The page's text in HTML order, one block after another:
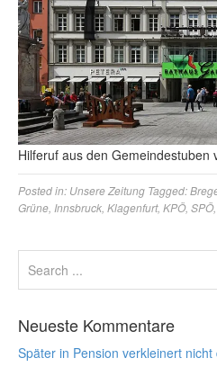
Hilferuf aus den Gemeindestuben
Posted in: Unsere Zeitung Tagged:
Grüne Innsbruck Klagenfurt, KPÖ, SPÖ,
Neueste Kommentare
Später in Pension verkleinert